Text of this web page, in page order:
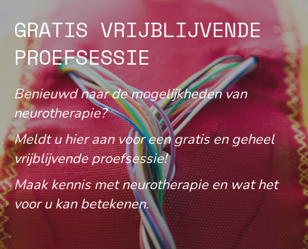
GRATIS VRIJBLIJVENDE
PROEFSESSIE
Benieuwd naar de mogelijkheden van
neurotherapie?
Meldt u hier aan voor een gratis en geheel
vrijblijvende proefsessie!
Maak kennis met neurotherapie en wat het
voor u kan betekenen.